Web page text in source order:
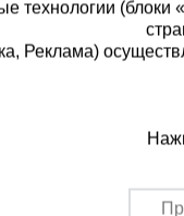
8
Заказать
технологии
Реклама)